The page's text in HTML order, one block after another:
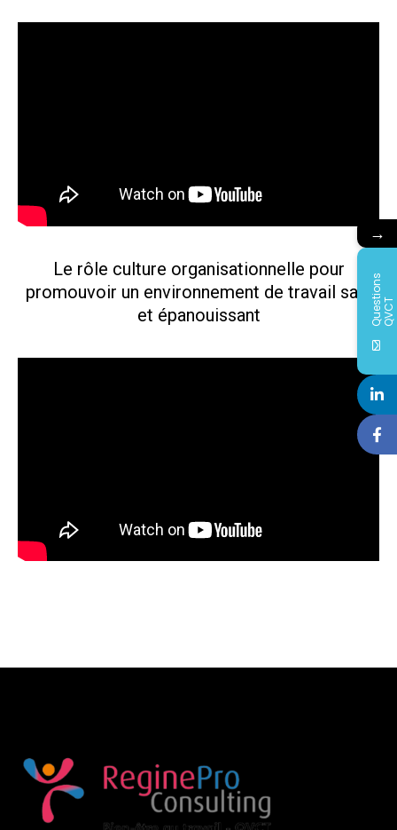
Le rôle culture organisationnelle pour
promouvoir un environnement de travail sain
et épanouissant
→
Q
u
e
st
i
o
n
s
Q
V
CT